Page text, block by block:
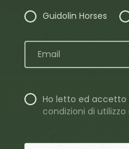
Guidolin Horses
Ho letto ed
condizioni di utilizzo